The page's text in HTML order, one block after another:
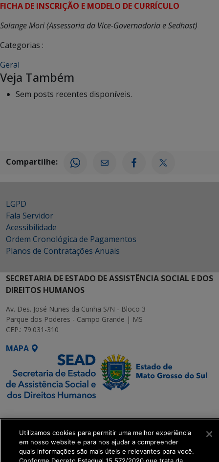
FICHA DE INSCRIÇÃO E MODELO DE CURRÍCULO
Solange Mori (Assessoria da Vice-Governadoria e Sedhast)
Categorias :
Geral
Veja Também
Sem posts recentes disponíveis.
Compartilhe:
LGPD
Fala Servidor
Acessibilidade
Ordem Cronológica de Pagamentos
Planos de Contratações Anuais
SECRETARIA DE ESTADO DE ASSISTÊNCIA SOCIAL E DOS
DIREITOS HUMANOS
Av. Des. José Nunes da Cunha S/N - Bloco 3
Parque dos Poderes - Campo Grande | MS
CEP.: 79.031-310
MAPA
Executiva de
Transformação Digital
get_footer();
Utilizamos cookies para permitir uma melhor experiência
em nosso website e para nos ajudar a compreender
quais informações são mais úteis e relevantes para você.